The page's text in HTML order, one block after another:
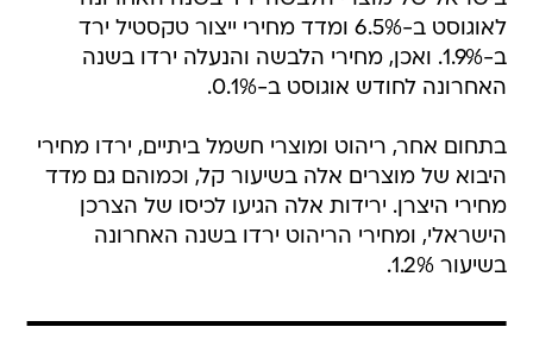
לאוגוסט ב-6.5% ומדד מחירי ייצור טקסטיל ירד
ב-1.9%. ואכן, מחירי הלבשה והנעלה ירדו בשנה
האחרונה לחודש אוגוסט ב-0.1%.
בתחום אחר, ריהוט ומוצרי חשמל ביתיים, ירדו מחירי
היבוא של מוצרים אלה בשיעור קל, וכמוהם גם מדד
מחירי היצרן. ירידות אלה הגיעו לכיסו של הצרכן
הישראלי, ומחירי הריהוט ירדו בשנה האחרונה
בשיעור 1.2%.